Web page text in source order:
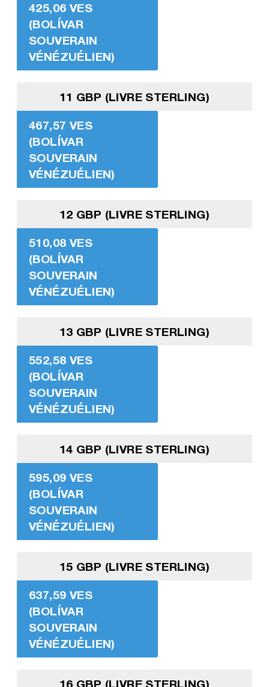
425,06 VES
(BOLÍVAR
SOUVERAIN
VÉNÉZUÉLIEN)
11 GBP (LIVRE STERLING)
467,57 VES
(BOLÍVAR
SOUVERAIN
VÉNÉZUÉLIEN)
12 GBP (LIVRE STERLING)
510,08 VES
(BOLÍVAR
SOUVERAIN
VÉNÉZUÉLIEN)
13 GBP (LIVRE STERLING)
552,58 VES
(BOLÍVAR
SOUVERAIN
VÉNÉZUÉLIEN)
14 GBP (LIVRE STERLING)
595,09 VES
(BOLÍVAR
SOUVERAIN
VÉNÉZUÉLIEN)
15 GBP (LIVRE STERLING)
637,59 VES
(BOLÍVAR
SOUVERAIN
VÉNÉZUÉLIEN)
16 GBP (LIVRE STERLING)